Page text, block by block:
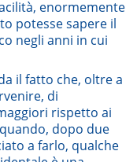
enormemente
potesse sapere il
negli anni in cui
il fatto che, oltre a
di
rispetto ai
dopo due
a farlo, qualche